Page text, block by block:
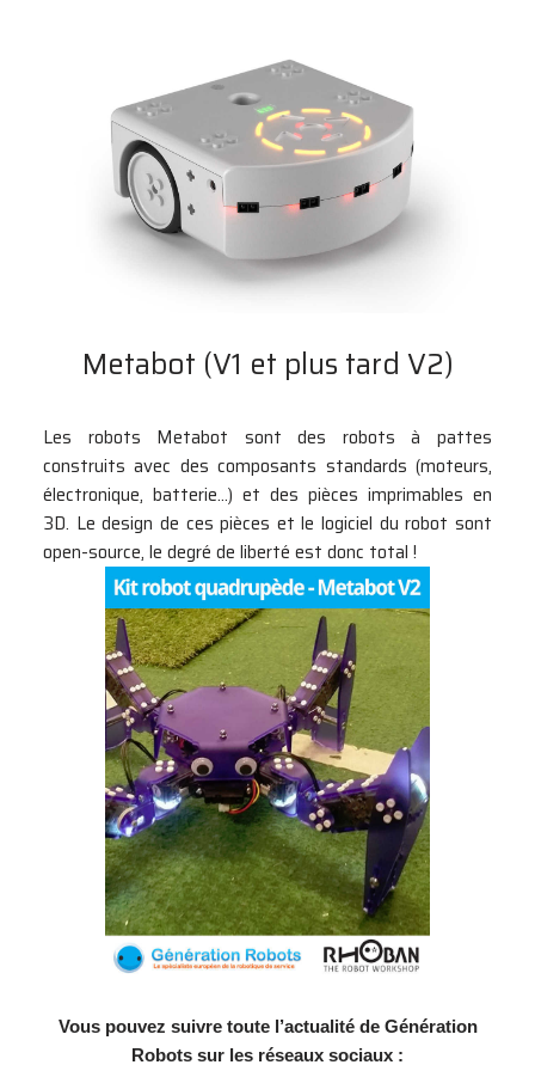
Metabot (V1 et plus tard V2)
Les robots Metabot sont des robots à pattes
construits avec des composants standards (moteurs,
électronique, batterie…) et des pièces imprimables en
3D. Le design de ces pièces et le logiciel du robot sont
open-source, le degré de liberté est donc total !
Vous pouvez suivre toute l’actualité de Génération
Robots sur les réseaux sociaux :